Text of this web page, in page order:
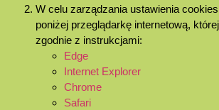
W celu zarządzania ustawienia
poniżej przeglądarkę internetową,
zgodnie z instrukcjami:
Edge
Internet Explorer
Chrome
Safari